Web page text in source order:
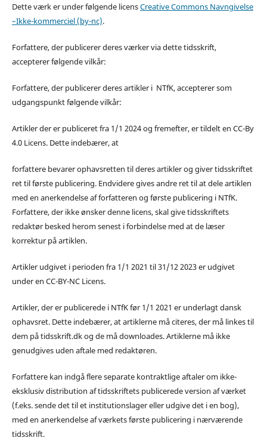
Dette værk er under følgende licensCreative Commons Navngivelse
–Ikke-kommerciel (by-nc).
Forfattere, der publicerer deres værker via dette tidsskrift,
accepterer følgende vilkår:
Forfattere, der publicerer deres artikler i NTfK, accepterer som
udgangspunkt følgende vilkår:
Artikler der er publiceret fra 1/1 2024 og fremefter, er tildelt en CC-By
4.0 Licens. Dette indebærer, at
forfattere bevarer ophavsretten til deres artikler og giver tidsskriftet
ret til første publicering. Endvidere gives andre ret til at dele artiklen
med en anerkendelse af forfatteren og første publicering i NTfK.
Forfattere, der ikke ønsker denne licens, skal give tidsskriftets
redaktør besked herom senest i forbindelse med at de læser
korrektur på artiklen.
Artikler udgivet i perioden fra 1/1 2021 til 31/12 2023 er udgivet
under en CC-BY-NC Licens.
Artikler, der er publicerede i NTfK før 1/1 2021 er underlagt dansk
ophavsret. Dette indebærer, at artiklerne må citeres, der må linkes til
dem på tidsskrift.dk og de må downloades. Artiklerne må ikke
genudgives uden aftale med redaktøren.
Forfattere kan indgå flere separate kontraktlige aftaler om ikke-
eksklusiv distribution af tidsskriftets publicerede version af værket
(f.eks. sende det til et institutionslager eller udgive det i en bog),
med en anerkendelse af værkets første publicering i nærværende
tidsskrift.